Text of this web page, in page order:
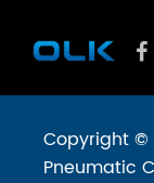
Copyright ©
Pneumatic